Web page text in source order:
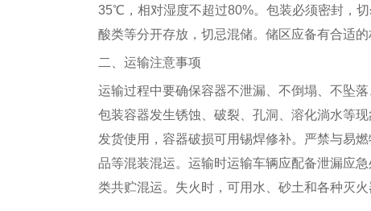
35℃，相对湿度不超过80%。包装必须密封，切
酸类等分开存放，切忌混储。储区应备有合适的
二、运输注意事项
运输过程中要确保容器不泄漏、不倒塌、不坠
包装容器发生锈蚀、破裂、孔洞、溶化淌水等
发货使用，容器破损可用锡焊修补。严禁与易
品等混装混运。运输时运输车辆应配备泄漏应
类共贮混运。失火时，可用水、砂土和各种灭火